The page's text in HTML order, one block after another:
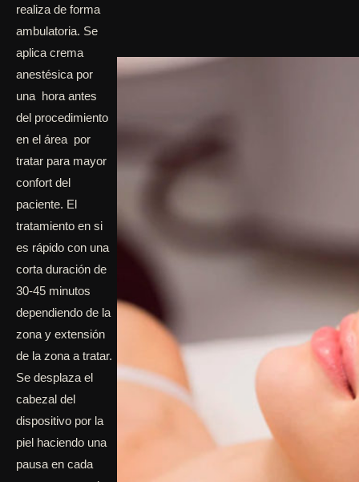
realiza de forma
ambulatoria. Se
aplica crema
anestésica por
una hora antes
del procedimiento
en el área por
tratar para mayor
confort del
paciente. El
tratamiento en si
es rápido con una
corta duración de
30-45 minutos
dependiendo de la
zona y extensión
de la zona a tratar.
Se desplaza el
cabezal del
dispositivo por la
piel haciendo una
pausa en cada